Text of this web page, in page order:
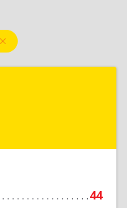
44
г, Ленина ул,